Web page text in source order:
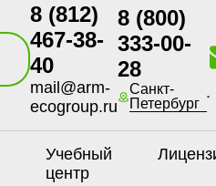
8 (812)
467-38-
40
mail@arm-
ecogroup.ru
8 (800)
333-00-
28
Санкт-
Петербург
Учебный
центр